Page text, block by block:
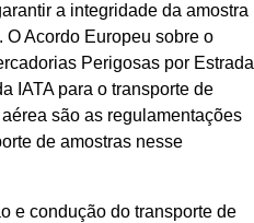
a integridade da amostra
Acordo Europeu sobre o
Perigosas por Estrada
IATA para o transporte de
são as regulamentações
de amostras nesse
e condução do transporte de